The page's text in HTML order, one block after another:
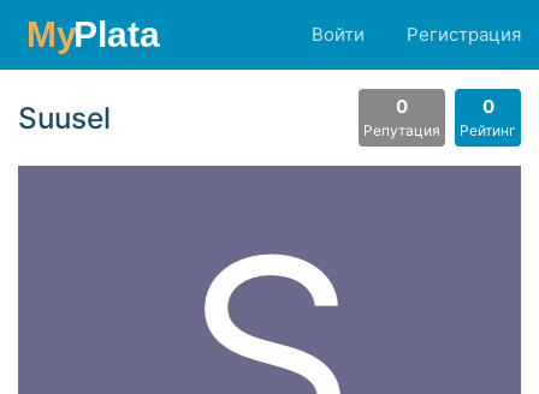
Войти Регистрация
Suusel 0
Репутация
0
Рейтинг